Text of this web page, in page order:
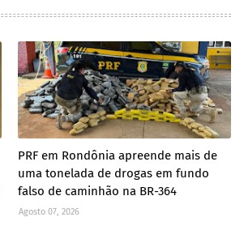
PRF em Rondônia apreende mais de
uma tonelada de drogas em fundo
falso de caminhão na BR-364
Agosto 07, 2026